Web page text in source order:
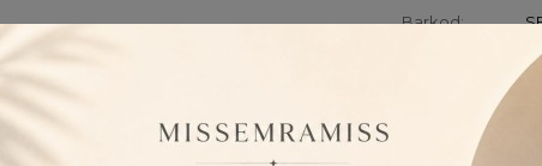
Barkod:
ÜRÜN BILGISI